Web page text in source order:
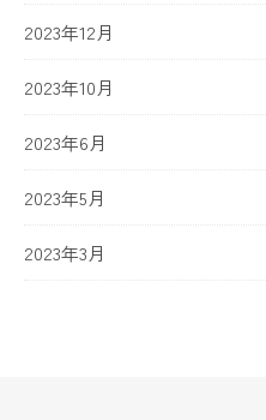
2023年12月
2023年10月
2023年6月
2023年5月
2023年3月